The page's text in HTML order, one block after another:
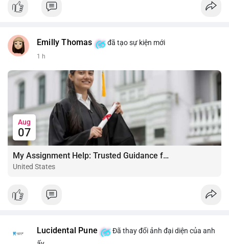
Emilly Thomas đã tạo sự kiện mới
1 h
Aug
07
My Assignment Help: Trusted Guidance for Academic Excellence
United States
Lucidental Pune
Đã thay đổi ảnh đại diện của anh